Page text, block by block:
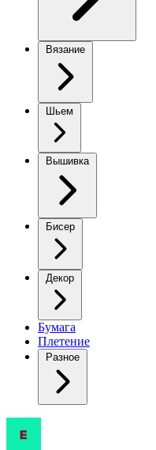
Вязание
Шьем
Вышивка
Бисер
Декор
Бумага
Плетение
Разное
Утёнок